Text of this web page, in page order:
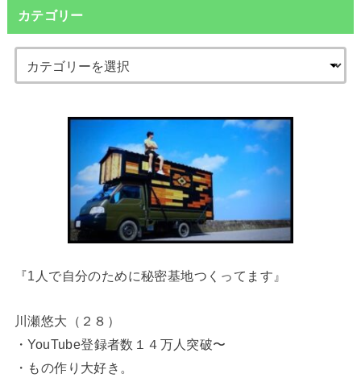
カテゴリー
『1人で自分のために秘密基地つくってます』
川瀬悠大（２８）
・YouTube登録者数１４万人突破〜
・もの作り大好き。